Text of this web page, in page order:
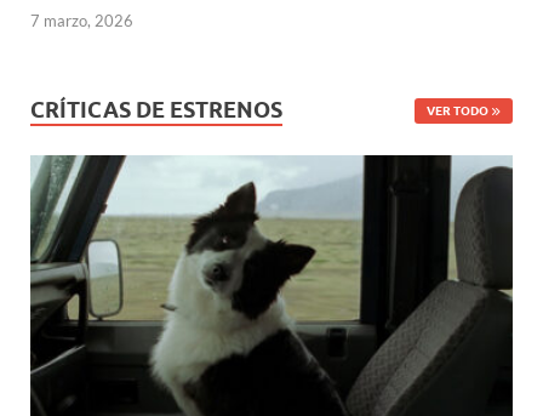
7 marzo, 2026
CRÍTICAS DE ESTRENOS VER TODO